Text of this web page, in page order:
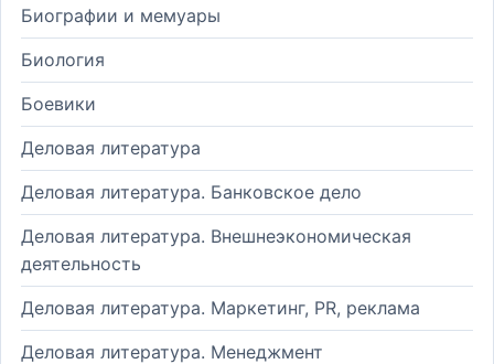
Биографии и мемуары
Биология
Боевики
Деловая литература
Деловая литература. Банковское дело
Деловая литература. Внешнеэкономическая
деятельность
Деловая литература. Маркетинг, PR, реклама
Деловая литература. Менеджмент